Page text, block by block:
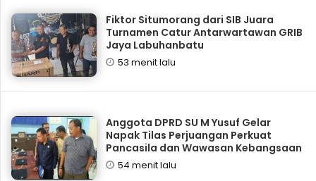
Fiktor Situmorang dari SIB Juara
Turnamen Catur Antarwartawan GRIB
Jaya Labuhanbatu
53 menit lalu
Anggota DPRD SU M Yusuf Gelar
Napak Tilas Perjuangan Perkuat
Pancasila dan Wawasan Kebangsaan
54 menit lalu